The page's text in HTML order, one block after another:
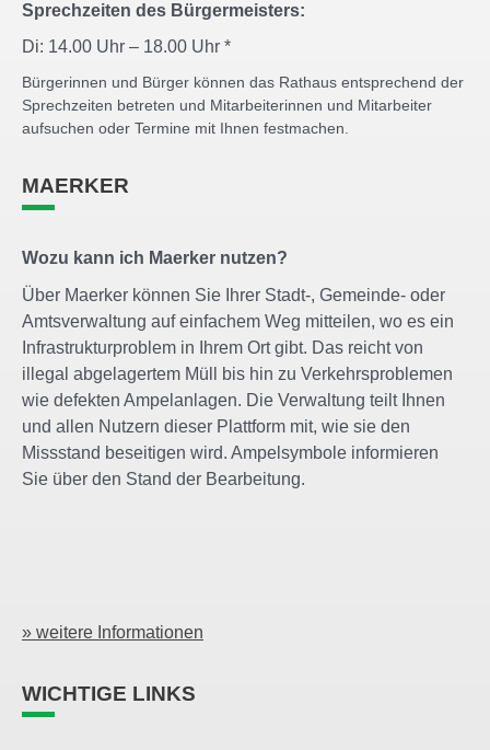
Sprechzeiten des Bürgermeisters:
Di: 14.00 Uhr – 18.00 Uhr *
Bürgerinnen und Bürger können das Rathaus entsprechend der
Sprechzeiten betreten und Mitarbeiterinnen und Mitarbeiter
aufsuchen oder Termine mit Ihnen festmachen.
MAERKER
Wozu kann ich Maerker nutzen?
Über Maerker können Sie Ihrer Stadt-, Gemeinde- oder
Amtsverwaltung auf einfachem Weg mitteilen, wo es ein
Infrastrukturproblem in Ihrem Ort gibt. Das reicht von
illegal abgelagertem Müll bis hin zu Verkehrsproblemen
wie defekten Ampelanlagen. Die Verwaltung teilt Ihnen
und allen Nutzern dieser Plattform mit, wie sie den
Missstand beseitigen wird. Ampelsymbole informieren
Sie über den Stand der Bearbeitung.
» weitere Informationen
WICHTIGE LINKS